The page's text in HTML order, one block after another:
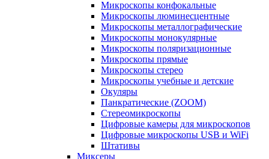
Микроскопы конфокальные
Микроскопы люминесцентные
Микроскопы металлографические
Микроскопы монокулярные
Микроскопы поляризационные
Микроскопы прямые
Микроскопы стерео
Микроскопы учебные и детские
Окуляры
Панкратические (ZOOM)
Стереомикроскопы
Цифровые камеры для микроскопов
Цифровые микроскопы USB и WiFi
Штативы
Миксеры